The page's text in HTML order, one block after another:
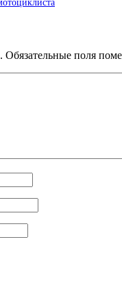
Обязательные поля